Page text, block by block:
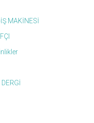
MAKİNESİ